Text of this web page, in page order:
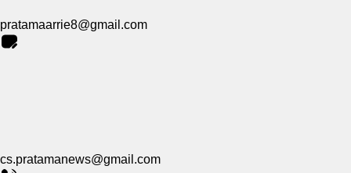
pratamaarrie8@gmail.com
cs.pratamanews@gmail.com